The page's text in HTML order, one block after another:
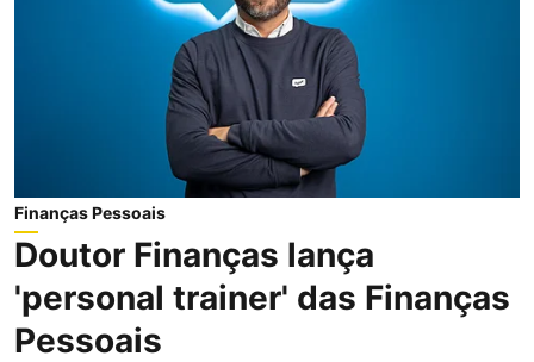
Finanças Pessoais
Doutor Finanças lança
'personal trainer' das Finanças
Pessoais